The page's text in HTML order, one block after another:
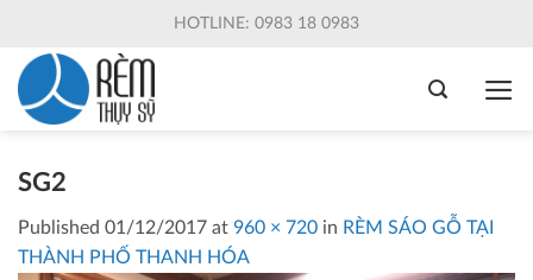
content
HOTLINE: 0983 18 0983
SG2
Published 01/12/2017 at 960 × 720 in RÈM SÁO GỖ TẠI
THÀNH PHỐ THANH HÓA